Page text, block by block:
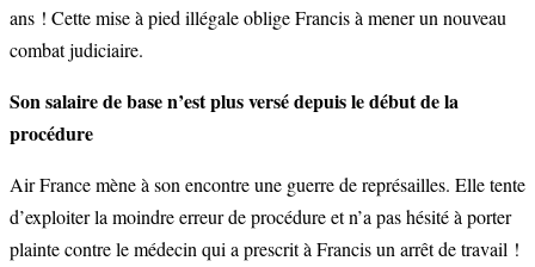
ans ! Cette mise à pied illégale oblige Francis à mener un nouveau
combat judiciaire.
Son salaire de base n’est plus versé depuis le début de la
procédure
Air France mène à son encontre une guerre de représailles. Elle tente
d’exploiter la moindre erreur de procédure et n’a pas hésité à porter
plainte contre le médecin qui a prescrit à Francis un arrêt de travail !